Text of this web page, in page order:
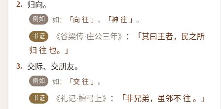
2.
归向。
例如 如： 「向 往 」 、 「神 往 」。
书证 《谷梁传·庄公三年》 ：
「其曰王者，民之所
归 往 也。」
3.
交际、交朋友。
例如 如： 「交 往 」。
书证 《礼记·檀弓上》 ：
「非兄弟，虽邻不 往 。」